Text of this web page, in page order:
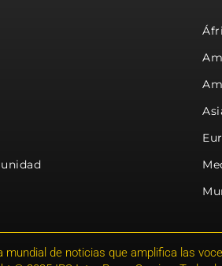
de noticias que amplifica las